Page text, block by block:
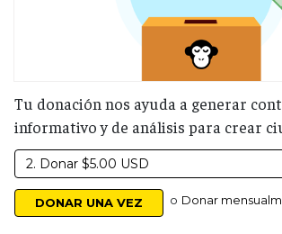
Tu donación nos ayuda a generar
informativo y de análisis para crear
o Donar